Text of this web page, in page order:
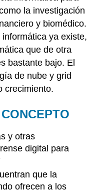
la investigación
y biomédico.
ya existe,
que de otra
bastante bajo. El
de nube y grid
crecimiento.
y otras
digital para
que la
ofrecen a los